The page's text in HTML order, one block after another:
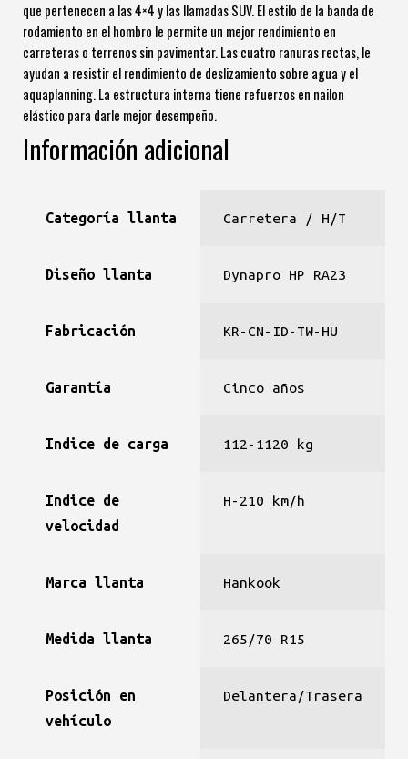
que pertenecen a las 4×4 y las llamadas SUV. El estilo de la banda de
rodamiento en el hombro le permite un mejor rendimiento en
carreteras o terrenos sin pavimentar. Las cuatro ranuras rectas, le
ayudan a resistir el rendimiento de deslizamiento sobre agua y el
aquaplanning. La estructura interna tiene refuerzos en nailon
elástico para darle mejor desempeño.
Información adicional
Categoría llanta Carretera / H/T
Diseño llanta Dynapro HP RA23
Fabricación KR-CN-ID-TW-HU
Garantía Cinco años
Indice de carga 112-1120 kg
Indice de
velocidad
H-210 km/h
Marca llanta Hankook
Medida llanta 265/70 R15
Posición en
vehículo
Delantera/Trasera